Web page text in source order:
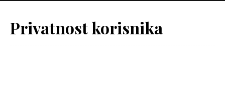
Privatnost korisnika